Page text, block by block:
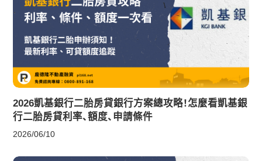
2026凱基銀行二胎房貸銀行方案總攻略！怎麼看凱基銀
行二胎房貸利率、額度、申請條件
2026/06/10